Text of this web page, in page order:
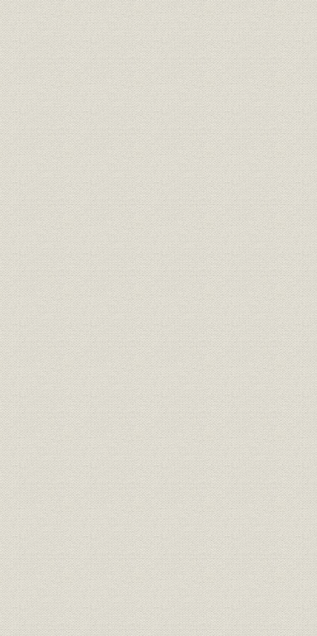
組織;規則 盟約書 明治九年
規則;役員 大元方規程 明治九年
財務・業績
大元方 明治九年春季・秋季惣勘
定
明治九年
定、明治
惣勘定
経営
三井物産会社創立願書(会社創立
御願)
明治九年
経営;規則
三井物産会社創立ニ付同族ト物
産会社々主トノ約定書
明治九年
規則 三井物産会社規則 明治九年
規則 三井物産会社商売取扱手続概略 明治九年
組織;従業員 三井物産会社社員職制 明治一三
財務・業績
三井物産会社資本金額確定ニ付
三井組大元方宛通知状
明治一三
経営;規則
大元方規程改正ニ付相談心得覚
書
明治一〇
経営;規則 盟約書之内改正箇条書 明治一一年
経営;規則 大元方規定改正書 明治一一
経営 明治十六年誓約書 明治一六
経営 三井高福 大元方改正意見書 明治一八
経営 (大元方改役)御尋ニ付見込書 明治一八
経営 三井高福 申談書 明治一八
財務・業績 明治十八年大元方出費改正書写 明治一八年
経営 家長方議書 明治一九